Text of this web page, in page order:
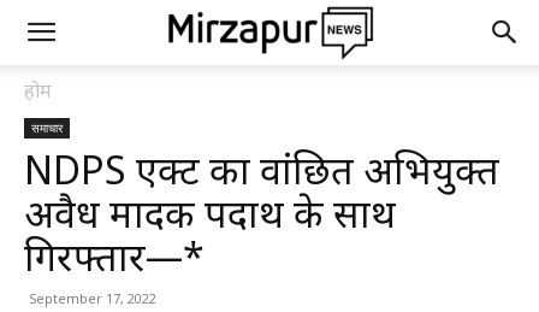
होम
समाचार
NDPS एक्ट का वांछित अभियुक्त
अवैध मादक पदार्थ के साथ
गिरफ्तार—*
September 17, 2022